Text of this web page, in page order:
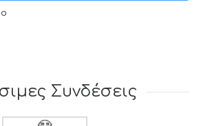
Συνδέσεις